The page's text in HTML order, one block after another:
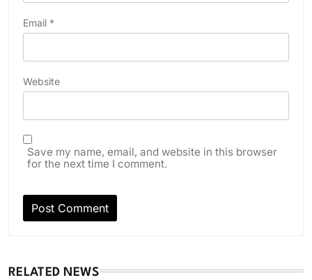
Email *
Website
Save my name, email, and website in this browser
for the next time I comment.
RELATED NEWS